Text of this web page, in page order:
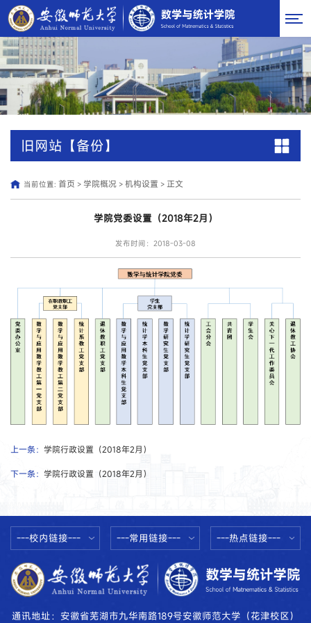
旧网站【备份】
当前位置: 首页 > 学院概况> 机构设置 > 正文
学院党委设置（2018年2月）
发布时间：2018-03-08
上一条： 学院行政设置（2018年2月）
下一条： 学院行政设置（2018年2月）
---校内链接--- ---常用链接--- ---热点链接---
通讯地址：安徽省芜湖市九华南路189号安徽师范大学（花津校区）